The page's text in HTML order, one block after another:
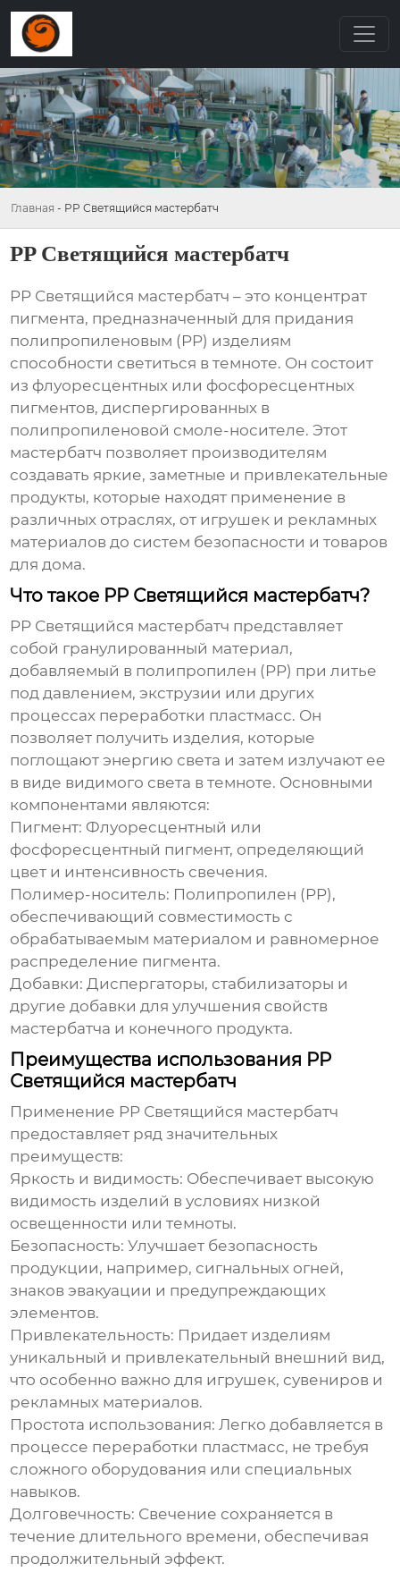
Главная - PP Светящийся мастербатч
PP Светящийся мастербатч
PP Светящийся мастербатч – это концентрат
пигмента, предназначенный для придания
полипропиленовым (PP) изделиям
способности светиться в темноте. Он состоит
из флуоресцентных или фосфоресцентных
пигментов, диспергированных в
полипропиленовой смоле-носителе. Этот
мастербатч позволяет производителям
создавать яркие, заметные и привлекательные
продукты, которые находят применение в
различных отраслях, от игрушек и рекламных
материалов до систем безопасности и товаров
для дома.
Что такое PP Светящийся мастербатч?
PP Светящийся мастербатч представляет
собой гранулированный материал,
добавляемый в полипропилен (PP) при литье
под давлением, экструзии или других
процессах переработки пластмасс. Он
позволяет получить изделия, которые
поглощают энергию света и затем излучают ее
в виде видимого света в темноте. Основными
компонентами являются:
Пигмент: Флуоресцентный или
фосфоресцентный пигмент, определяющий
цвет и интенсивность свечения.
Полимер-носитель: Полипропилен (PP),
обеспечивающий совместимость с
обрабатываемым материалом и равномерное
распределение пигмента.
Добавки: Диспергаторы, стабилизаторы и
другие добавки для улучшения свойств
мастербатча и конечного продукта.
Преимущества использования PP
Светящийся мастербатч
Применение PP Светящийся мастербатч
предоставляет ряд значительных
преимуществ:
Яркость и видимость: Обеспечивает высокую
видимость изделий в условиях низкой
освещенности или темноты.
Безопасность: Улучшает безопасность
продукции, например, сигнальных огней,
знаков эвакуации и предупреждающих
элементов.
Привлекательность: Придает изделиям
уникальный и привлекательный внешний вид,
что особенно важно для игрушек, сувениров и
рекламных материалов.
Простота использования: Легко добавляется в
процессе переработки пластмасс, не требуя
сложного оборудования или специальных
навыков.
Долговечность: Свечение сохраняется в
течение длительного времени, обеспечивая
продолжительный эффект.